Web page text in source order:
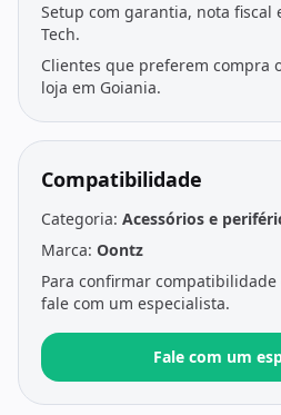
Setup com garantia, nota fiscal
Tech.
Clientes que preferem compra
loja em Goiania.
Compatibilidade
Categoria: Acessórios e
Marca: Oontz
Para confirmar
fale com um especialista.
Fale com um